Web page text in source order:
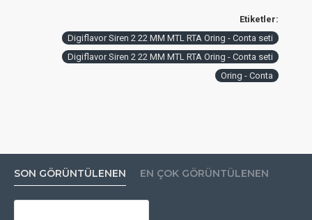
Etiketler:
Digiflavor Siren 2 22 MM MTL RTA Oring - Conta seti
Digiflavor Siren 2 22 MM MTL RTA Oring - Conta seti
Oring - Conta
SON GÖRÜNTÜLENEN EN ÇOK GÖRÜNTÜLENEN